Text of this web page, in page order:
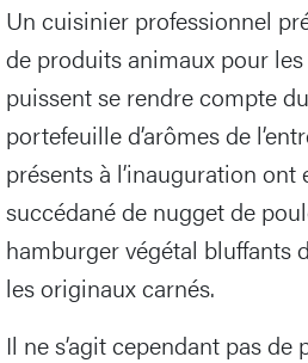
Un cuisinier professionnel
de produits animaux pour les
puissent se rendre compte
portefeuille d’arômes de
présents à l’inauguration ont
succédané de nugget de
hamburger végétal bluffants
les originaux carnés.
Il ne s’agit cependant pas de